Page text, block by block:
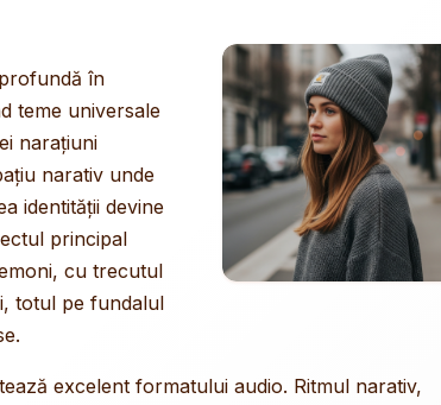
în
teme universale
narațiuni
narativ unde
identității devine
principal
cu trecutul
totul pe fundalul
excelent formatului audio. Ritmul narativ,